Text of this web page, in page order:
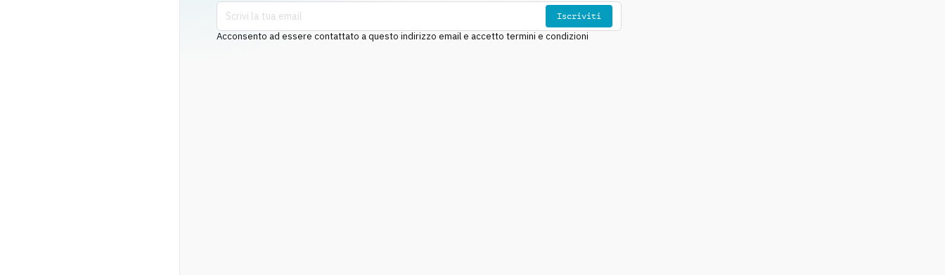
Iscriviti
Acconsento ad essere contattato a questo indirizzo email e accetto termini e condizioni